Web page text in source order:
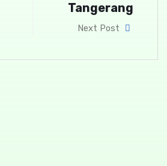
Tangerang
Next Post